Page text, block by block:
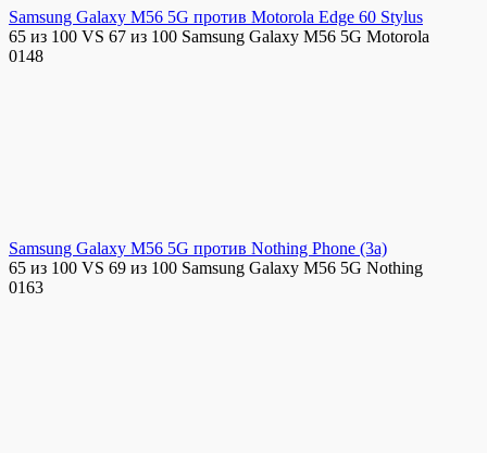
Samsung Galaxy M56 5G против Motorola Edge 60 Stylus
65 из 100 VS 67 из 100 Samsung Galaxy M56 5G Motorola
0148
Samsung Galaxy M56 5G против Nothing Phone (3a)
65 из 100 VS 69 из 100 Samsung Galaxy M56 5G Nothing
0163